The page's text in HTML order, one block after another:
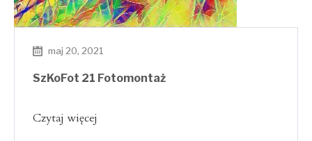
maj 20, 2021
SzKoFot 21 Fotomontaż
Czytaj więcej